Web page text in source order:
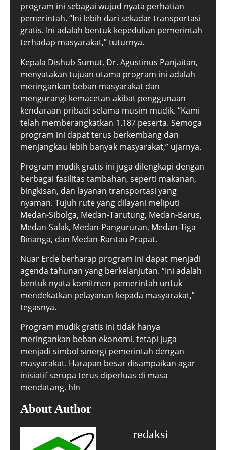
program ini sebagai wujud nyata perhatian
pemerintah. “Ini lebih dari sekadar transportasi
gratis. Ini adalah bentuk kepedulian pemerintah
terhadap masyarakat,” tuturnya.
Kepala Dishub Sumut, Dr. Agustinus Panjaitan,
menyatakan tujuan utama program ini adalah
meringankan beban masyarakat dan
mengurangi kemacetan akibat penggunaan
kendaraan pribadi selama musim mudik. “Kami
telah memberangkatkan 1.187 peserta. Semoga
program ini dapat terus berkembang dan
menjangkau lebih banyak masyarakat,” ujarnya.
Program mudik gratis ini juga dilengkapi dengan
berbagai fasilitas tambahan, seperti makanan,
bingkisan, dan layanan transportasi yang
nyaman. Tujuh rute yang dilayani meliputi
Medan-Sibolga, Medan-Tarutung, Medan-Barus,
Medan-Salak, Medan-Pangururan, Medan-Tiga
Binanga, dan Medan-Rantau Prapat.
Nuar Erde berharap program ini dapat menjadi
agenda tahunan yang berkelanjutan. “Ini adalah
bentuk nyata komitmen pemerintah untuk
mendekatkan pelayanan kepada masyarakat,”
tegasnya.
Program mudik gratis ini tidak hanya
meringankan beban ekonomi, tetapi juga
menjadi simbol sinergi pemerintah dengan
masyarakat. Harapan besar disampaikan agar
inisiatif serupa terus diperluas di masa
mendatang. hln
About Author
redaksi